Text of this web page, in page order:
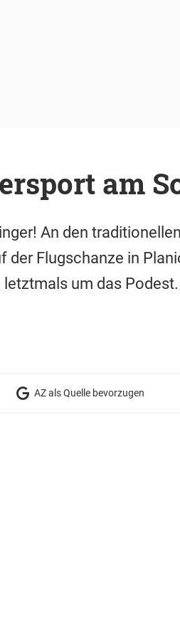
am
An den
der Flugschanze in
um das
AZ als Quelle bevorzugen